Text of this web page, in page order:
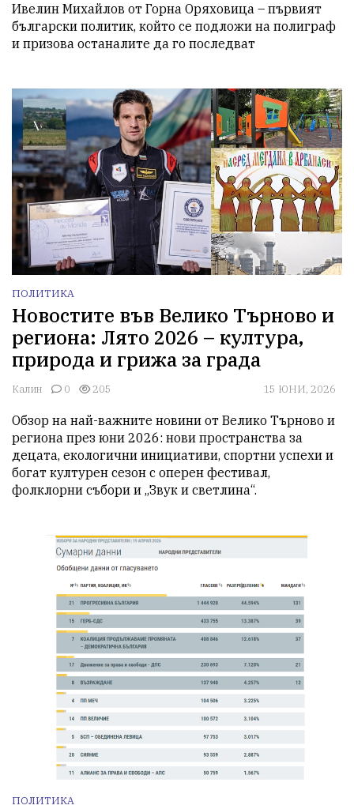
Ивелин Михайлов от Горна Оряховица – първият
български политик, който се подложи на полиграф
и призова останалите да го последват
ПОЛИТИКА
Новостите във Велико Търново и
региона: Лято 2026 – култура,
природа и грижа за града
Калин 0 205 15 ЮНИ, 2026
Обзор на най-важните новини от Велико Търново и
региона през юни 2026: нови пространства за
децата, екологични инициативи, спортни успехи и
богат културен сезон с оперен фестивал,
фолклорни събори и „Звук и светлина“.
ПОЛИТИКА